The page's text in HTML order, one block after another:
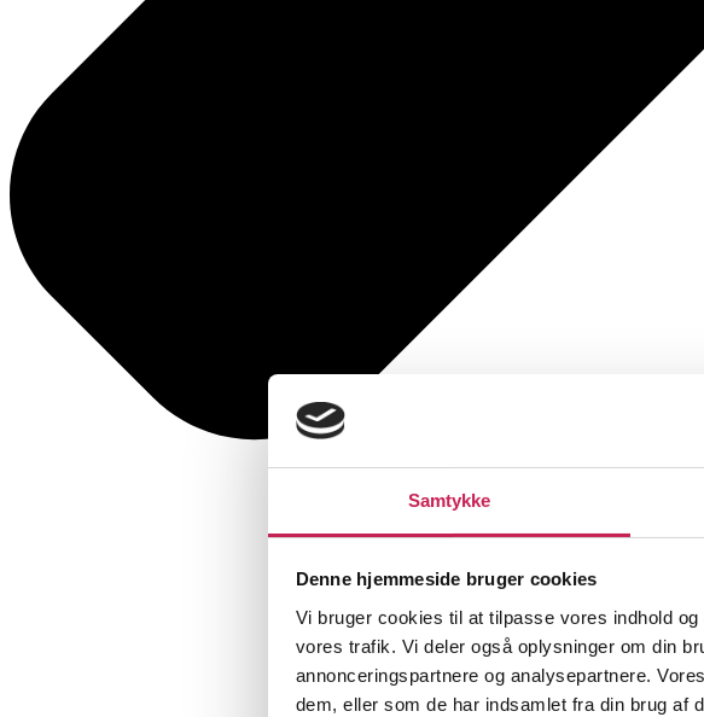
Samtykke
Denne hjemmeside bruger cookies
Vi bruger cookies til at tilpasse vores indhold
vores trafik. Vi deler også oplysninger om din
annonceringspartnere og analysepartnere.
dem, eller som de har indsamlet fra din brug af